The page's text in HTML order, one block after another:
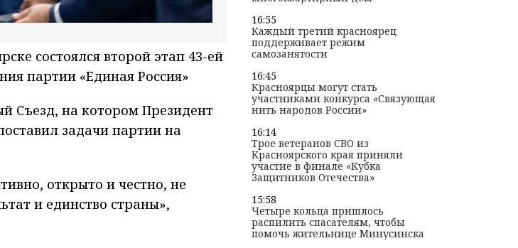
состоялся второй этап 43-ей
партии «Единая Россия»
Съезд, на котором Президент
задачи партии на
открыто и честно, не
и единство страны»,
16:55
Каждый третий красноярец
поддерживает режим
самозанятости
16:45
Красноярцы могут стать
участниками конкурса «Связующая
нить народов России»
16:14
Трое ветеранов СВО из
Красноярского края приняли
участие в финале «Кубка
Защитников Отечества»
15:58
Четыре кольца пришлось
распилить спасателям, чтобы
помочь жительнице Минусинска